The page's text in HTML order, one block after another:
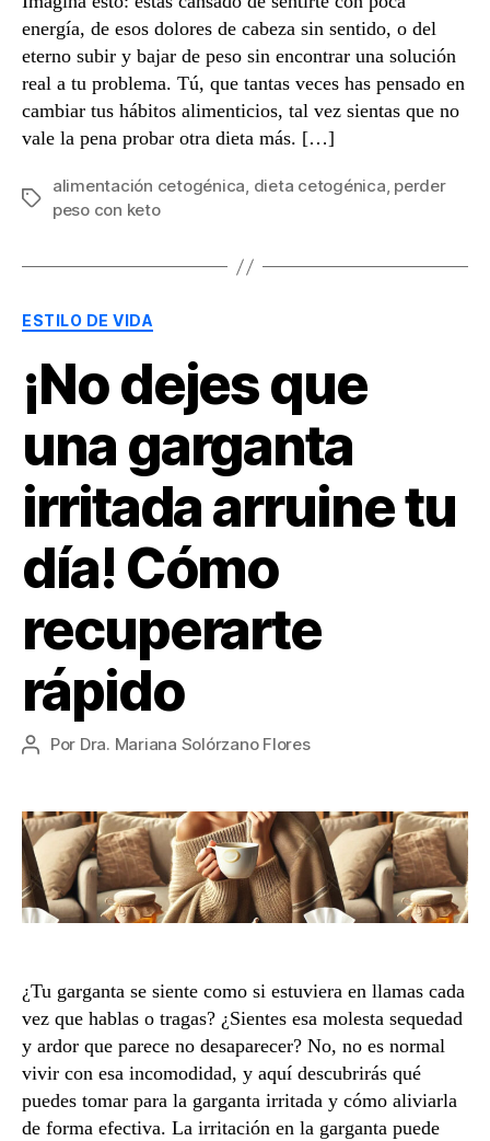
energía, de esos dolores de cabeza sin sentido, o del
eterno subir y bajar de peso sin encontrar una solución
real a tu problema. Tú, que tantas veces has pensado en
cambiar tus hábitos alimenticios, tal vez sientas que no
vale la pena probar otra dieta más. […]
Etiquetas
alimentación cetogénica, dieta cetogénica, perder
peso con keto
ESTILO DE VIDA
¡No dejes que
una garganta
irritada arruine tu
día! Cómo
recuperarte
rápido
Autor
entrada
Por Dra. Mariana Solórzano Flores
¿Tu garganta se siente como si estuviera en llamas cada
vez que hablas o tragas? ¿Sientes esa molesta sequedad
y ardor que parece no desaparecer? No, no es normal
vivir con esa incomodidad, y aquí descubrirás qué
puedes tomar para la garganta irritada y cómo aliviarla
de forma efectiva. La irritación en la garganta puede